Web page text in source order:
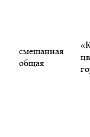
смешанная
общая